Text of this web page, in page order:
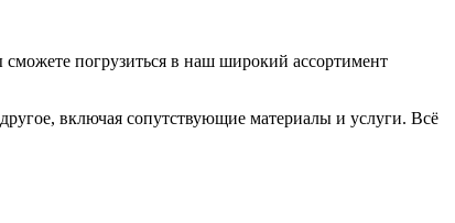
погрузиться в наш широкий ассортимент
включая сопутствующие материалы и услуги. Всё